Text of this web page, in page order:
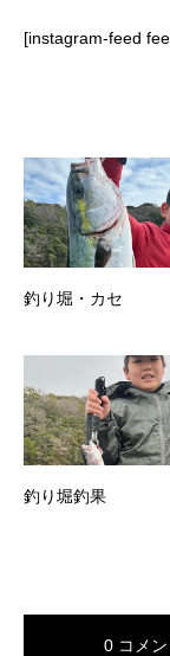
[instagram-feed
釣り堀・カセ
釣り堀釣果
0 コメン